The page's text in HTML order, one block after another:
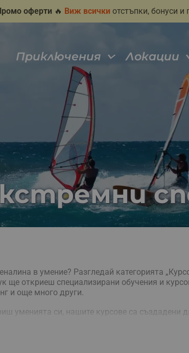
оферти 🔥 Виж всички отстъпки, бонуси и
Приключения Локации
в умение? Разгледай категорията
ще откриеш специализирани обучения и
и още много други.
уменията си, нашите курсове са създадени
с увереност и безопасност.